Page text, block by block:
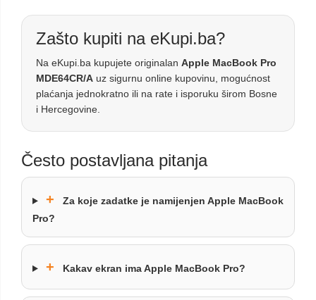
Zašto kupiti na eKupi.ba?
Na eKupi.ba kupujete originalan Apple MacBook Pro
MDE64CR/A uz sigurnu online kupovinu, mogućnost
plaćanja jednokratno ili na rate i isporuku širom Bosne
i Hercegovine.
Često postavljana pitanja
+
Za koje zadatke je namijenjen Apple MacBook
Pro?
+ Kakav ekran ima Apple MacBook Pro?